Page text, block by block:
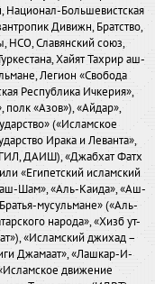
Национал-Большевистская
Дивижн, Братство,
НСО, Славянский союз,
Хайят Тахрир аш-
Легион «Свобода
Республика Ичкерия»,
полк «Азов»), «Айдар»,
(«Исламское
Ирака и Леванта»,
ДАИШ), «Джабхат Фатх
«Египетский исламский
Шам», «Аль-Каида», «Аш-
мусульмане» («Аль-
народа», «Хизб ут-
«Исламский джихад –
Джамаат», «Лашкар-И-
движение